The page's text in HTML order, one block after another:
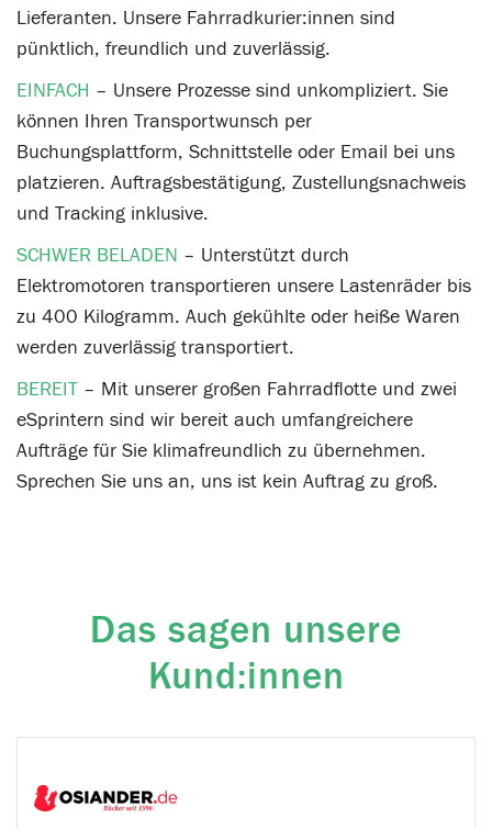
Lieferanten. Unsere Fahrradkurier:innen sind
pünktlich, freundlich und zuverlässig.
EINFACH – Unsere Prozesse sind unkompliziert. Sie
können Ihren Transportwunsch per
Buchungsplattform, Schnittstelle oder Email bei uns
platzieren. Auftragsbestätigung, Zustellungsnachweis
und Tracking inklusive.
SCHWER BELADEN – Unterstützt durch
Elektromotoren transportieren unsere Lastenräder bis
zu 400 Kilogramm. Auch gekühlte oder heiße Waren
werden zuverlässig transportiert.
BEREIT – Mit unserer großen Fahrradflotte und zwei
eSprintern sind wir bereit auch umfangreichere
Aufträge für Sie klimafreundlich zu übernehmen.
Sprechen Sie uns an, uns ist kein Auftrag zu groß.
Das sagen unsere
Kund:innen